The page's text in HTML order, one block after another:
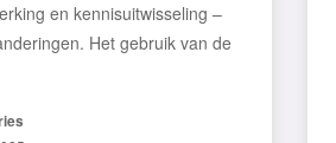
en kennisuitwisseling –
Het gebruik van de